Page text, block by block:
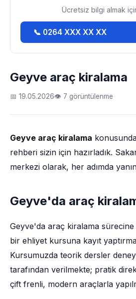
Geyve araç kiralama
📅 19.05.2026👁 7 görüntülenme
Geyve araç kiralama
rehberi sizin için hazırladık.
merkezi olarak, her adımda
Geyve'da araç
Geyve'da araç kiralama
bir ehliyet kursuna kayıt
Kursumuzda teorik dersler
tarafından verilmekte; pratik
çift frenli, modern araçlarla
Ücretsiz bilgi almak
📞 0264 XXX XX XX